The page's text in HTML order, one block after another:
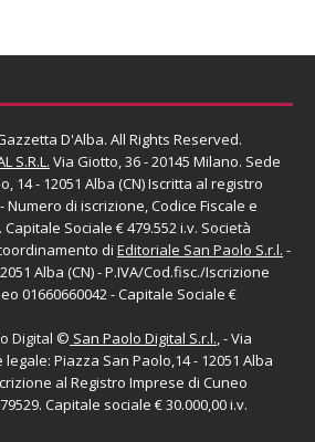
D'Alba. All Rights Reserved.
S.R.L. Via Giotto, 36 - 20145 Milano. Sede
14 - 12051 Alba (CN) Iscritta al registro
di iscrizione, Codice Fiscale e
Capitale Sociale € 479.552 i.v. Società
di Editoriale San Paolo S.r.l. -
Alba (CN) - P.IVA/Cod.fisc./Iscrizione
01660660042 - Capitale Sociale €
Digital © San Paolo Digital S.r.l., - Via
Piazza San Paolo,14 - 12051 Alba
al Registro Imprese di Cuneo
Capitale sociale € 30.000,00 i.v.